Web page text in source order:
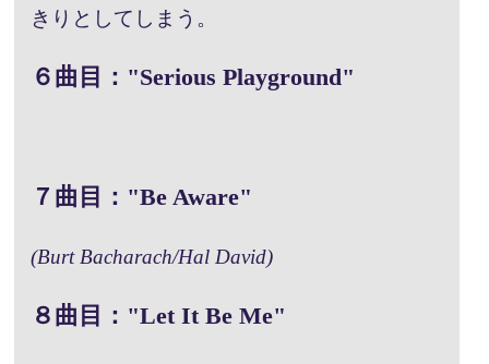
きりとしてしまう。
６曲目："Serious Playground"
７曲目："Be Aware"
(Burt Bacharach/Hal David)
８曲目："Let It Be Me"